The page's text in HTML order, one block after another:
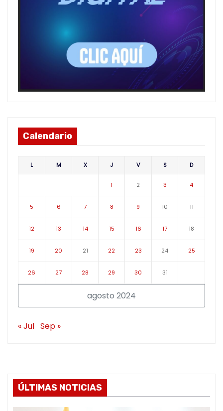
Calendario
agosto 2024
L M X J V S D
1 2 3 4
5 6 7 8 9 10 11
12 13 14 15 16 17 18
19 20 21 22 23 24 25
26 27 28 29 30 31
« Jul Sep »
ÚLTIMAS NOTICIAS